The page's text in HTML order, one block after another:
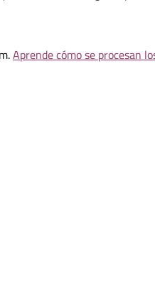
Aprende cómo se procesan